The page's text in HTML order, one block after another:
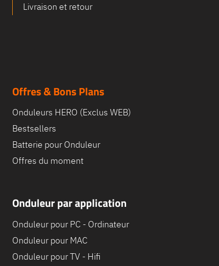
Livraison et retour
Offres & Bons Plans
Onduleurs HERO (Exclus WEB)
Bestsellers
Batterie pour Onduleur
Offres du moment
Onduleur par application
Onduleur pour PC - Ordinateur
Onduleur pour MAC
Onduleur pour TV - Hifi